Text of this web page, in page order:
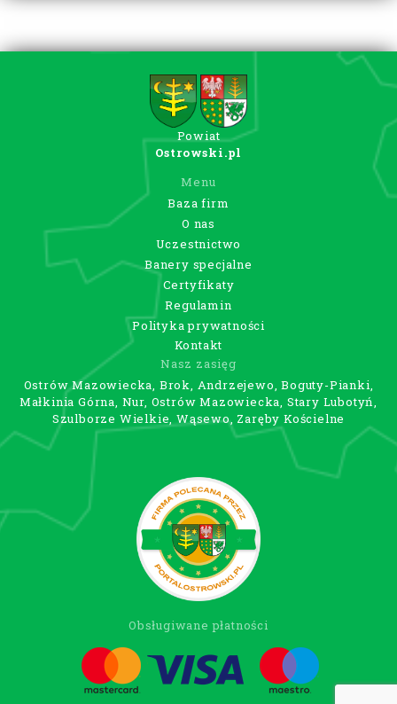
Powiat
Ostrowski.pl
Menu
Baza firm
O nas
Uczestnictwo
Banery specjalne
Certyfikaty
Regulamin
Polityka prywatności
Kontakt
Nasz zasięg
Ostrów Mazowiecka, Brok, Andrzejewo, Boguty-Pianki,
Małkinia Górna, Nur, Ostrów Mazowiecka, Stary Lubotyń,
Szulborze Wielkie, Wąsewo, Zaręby Kościelne
Obsługiwane płatności